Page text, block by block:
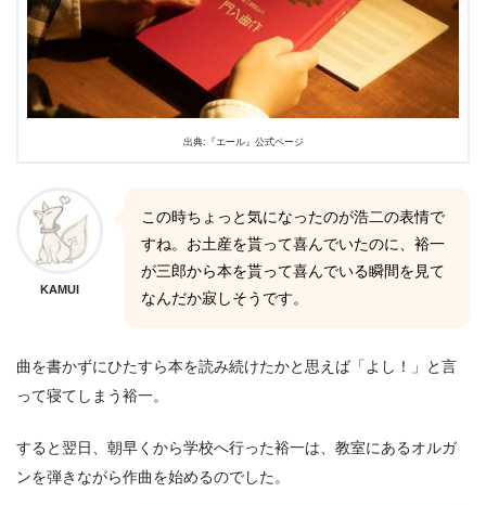
出典:『エール』公式ページ
KAMUI
この時ちょっと気になったのが浩二の表情で
すね。お土産を貰って喜んでいたのに、裕一
が三郎から本を貰って喜んでいる瞬間を見て
なんだか寂しそうです。
曲を書かずにひたすら本を読み続けたかと思えば「よし！」と言
って寝てしまう裕一。
すると翌日、朝早くから学校へ行った裕一は、教室にあるオルガ
ンを弾きながら作曲を始めるのでした。